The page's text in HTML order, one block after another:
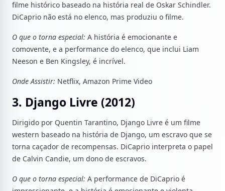
filme histórico baseado na história real de Oskar Schindler.
DiCaprio não está no elenco, mas produziu o filme.
O que o torna especial: A história é emocionante e
comovente, e a performance do elenco, que inclui Liam
Neeson e Ben Kingsley, é incrível.
Onde Assistir: Netflix, Amazon Prime Video
3. Django Livre (2012)
Dirigido por Quentin Tarantino, Django Livre é um filme
western baseado na história de Django, um escravo que se
torna caçador de recompensas. DiCaprio interpreta o papel
de Calvin Candie, um dono de escravos.
O que o torna especial: A performance de DiCaprio é